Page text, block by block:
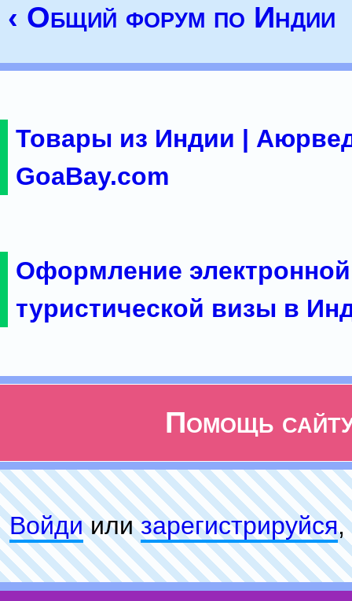
‹ Общий форум по Индии
Товары из Индии |
GoaBay.com
Оформление электронной
туристической визы в
Помощь
Войдиилизарeгиcтpируйся,